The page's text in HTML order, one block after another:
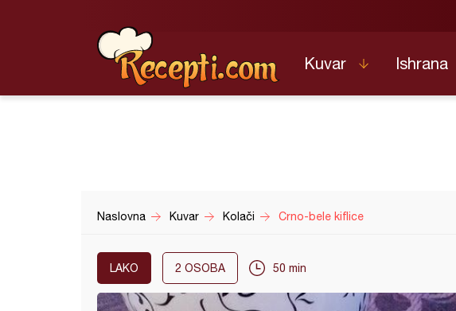
Kuvar Ishrana
Naslovna Kuvar Kolači Crno-bele kiflice
LAKO 2 OSOBA 50 min